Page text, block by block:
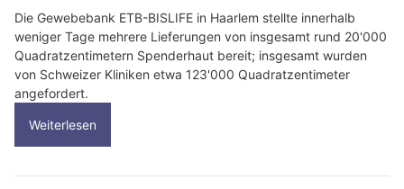
Die Gewebebank ETB-BISLIFE in Haarlem stellte innerhalb
weniger Tage mehrere Lieferungen von insgesamt rund 20'000
Quadratzentimetern Spenderhaut bereit; insgesamt wurden
von Schweizer Kliniken etwa 123'000 Quadratzentimeter
angefordert.
Weiterlesen